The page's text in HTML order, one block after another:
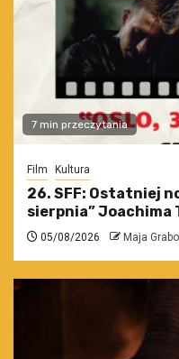
7 min przeczytania
Film Kultura
26. SFF: Ostatniej
sierpnia” Joachima
05/08/2026 Maja